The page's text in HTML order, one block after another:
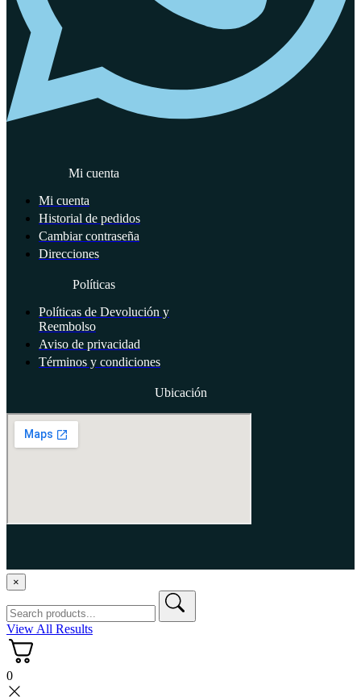
Mi cuenta
Mi cuenta
Historial de pedidos
Cambiar contraseña
Direcciones
Políticas
Políticas de Devolución y
Reembolso
Aviso de privacidad
Términos y condiciones
Ubicación
APG Todos los derechos reservados.
×
View All Results
0